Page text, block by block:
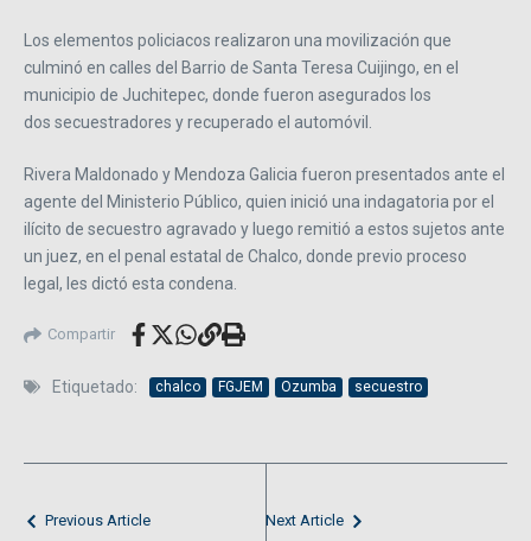
Los elementos policiacos realizaron una movilización que
culminó en calles del Barrio de Santa Teresa Cuijingo, en el
municipio de Juchitepec, donde fueron asegurados los
dos secuestradores y recuperado el automóvil.
Rivera Maldonado y Mendoza Galicia fueron presentados ante el
agente del Ministerio Público, quien inició una indagatoria por el
ilícito de secuestro agravado y luego remitió a estos sujetos ante
un juez, en el penal estatal de Chalco, donde previo proceso
legal, les dictó esta condena.
Compartir
Etiquetado: chalco FGJEM Ozumba secuestro
Previous Article Next Article